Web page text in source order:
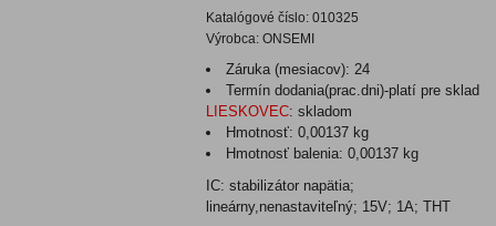
Katalógové číslo: 010325
Výrobca: ONSEMI
Záruka (mesiacov): 24
Termín dodania(prac.dni)-platí pre sklad
LIESKOVEC: skladom
Hmotnosť:0,00137 kg
Hmotnosť balenia:0,00137 kg
IC: stabilizátor napätia;
lineárny,nenastaviteľný; 15V; 1A; THT